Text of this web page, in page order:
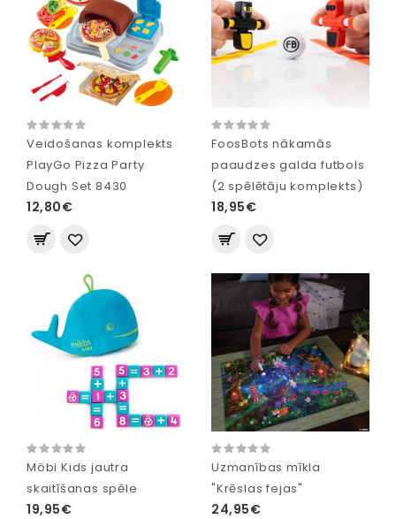
Veidošanas komplekts
PlayGo Pizza Party
Dough Set 8430
12,80€
FoosBots nākamās
paaudzes galda futbols
(2 spēlētāju komplekts)
18,95€
Möbi Kids jautra
skaitīšanas spēle
19,95€
Uzmanības mīkla
"Krēslas fejas"
24,95€